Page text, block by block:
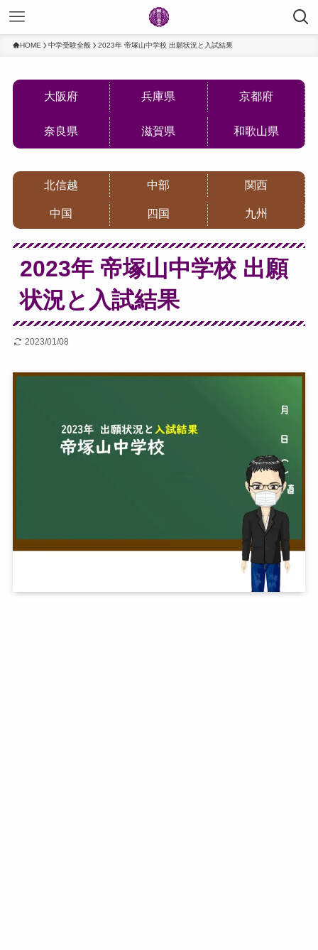
HOME 中学受験全般 2023年 帝塚山中学校 出願状況と入試結果
大阪府 兵庫県 京都府
奈良県 滋賀県 和歌山県
北信越 中部 関西
中国 四国 九州
2023年 帝塚山中学校 出願
状況と入試結果
2023/01/08